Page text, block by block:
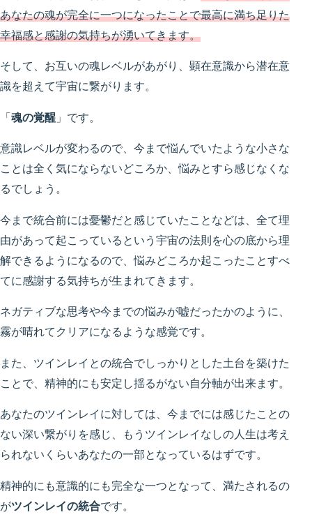
あなたの魂が完全に一つになったことで最高に満ち足りた
幸福感と感謝の気持ちが湧いてきます。
そして、お互いの魂レベルがあがり、顕在意識から潜在意
識を超えて宇宙に繋がります。
「魂の覚醒 」です。
意識レベルが変わるので、今まで悩んでいたような小さな
ことは全く気にならないどころか、悩みとすら感じなくな
るでしょう。
今まで統合前には憂鬱だと感じていたことなどは、全て理
由があって起こっているという宇宙の法則を心の底から理
解できるようになるので、悩みどころか起こったことすべ
てに感謝する気持ちが生まれてきます。
ネガティブな思考や今までの悩みが嘘だったかのように、
霧が晴れてクリアになるような感覚です。
また、ツインレイとの統合でしっかりとした土台を築けた
ことで、精神的にも安定し揺るがない自分軸が出来ます。
あなたのツインレイに対しては、今までには感じたことの
ない深い繋がりを感じ、もうツインレイなしの人生は考え
られないくらいあなたの一部となっているはずです。
精神的にも意識的にも完全な一つとなって、満たされるの
がツインレイの統合です。